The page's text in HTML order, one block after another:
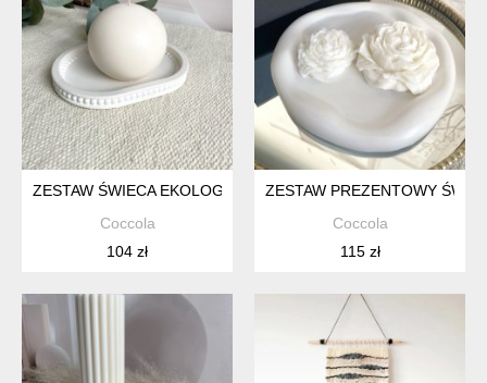
ZESTAW ŚWIECA EKOLOGICZNA SOJOWA DEKORACYJNA
Coccola
104 zł
ZESTAW PREZENTOWY
Coccola
115 zł